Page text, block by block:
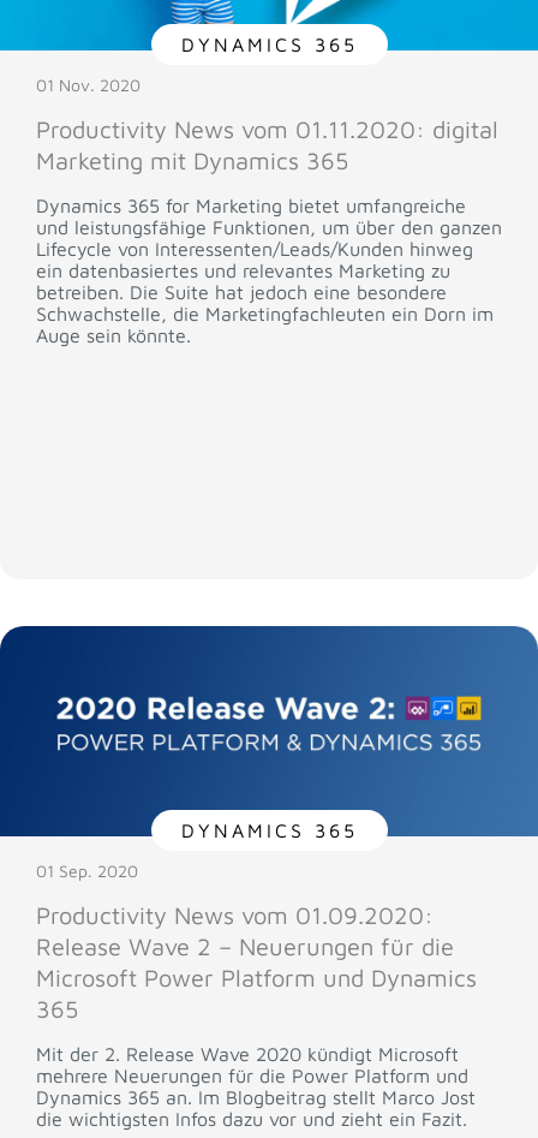
DYNAMICS 365
01 Nov. 2020
Productivity News vom 01.11.2020: digital
Marketing mit Dynamics 365
Dynamics 365 for Marketing bietet umfangreiche
und leistungsfähige Funktionen, um über den ganzen
Lifecycle von Interessenten/Leads/Kunden hinweg
ein datenbasiertes und relevantes Marketing zu
betreiben. Die Suite hat jedoch eine besondere
Schwachstelle, die Marketingfachleuten ein Dorn im
Auge sein könnte.
DYNAMICS 365
01 Sep. 2020
Productivity News vom 01.09.2020:
Release Wave 2 – Neuerungen für die
Microsoft Power Platform und Dynamics
365
Mit der 2. Release Wave 2020 kündigt Microsoft
mehrere Neuerungen für die Power Platform und
Dynamics 365 an. Im Blogbeitrag stellt Marco Jost
die wichtigsten Infos dazu vor und zieht ein Fazit.